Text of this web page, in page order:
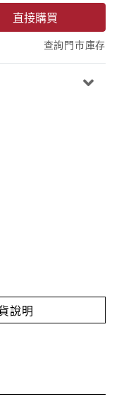
直接購買
查詢門市庫存
說明